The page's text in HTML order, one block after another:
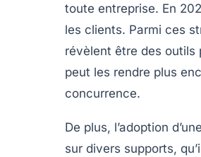
toute entreprise. En
les clients. Parmi ces
révèlent être des outils
peut les rendre plus
concurrence.
De plus, l’adoption
sur divers supports,